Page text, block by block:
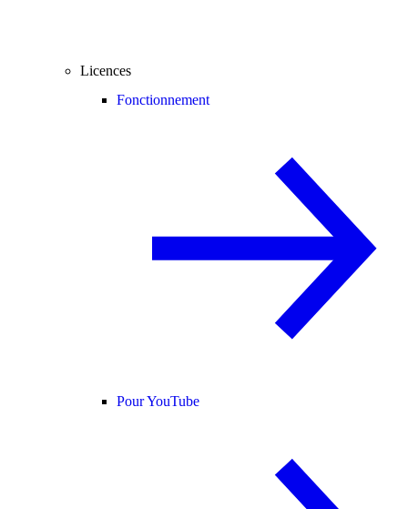
Licences
Fonctionnement
Pour YouTube